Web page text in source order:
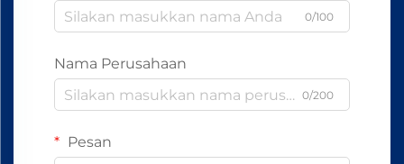
0/100
Nama Perusahaan
0/200
Pesan